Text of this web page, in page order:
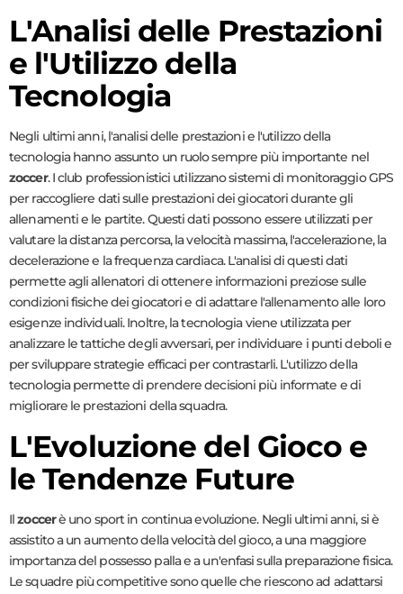
L'Analisi delle Prestazioni
e l'Utilizzo della
Tecnologia
Negli ultimi anni, l'analisi delle prestazioni e l'utilizzo della
tecnologia hanno assunto un ruolo sempre più importante nel
zoccer. I club professionistici utilizzano sistemi di monitoraggio GPS
per raccogliere dati sulle prestazioni dei giocatori durante gli
allenamenti e le partite. Questi dati possono essere utilizzati per
valutare la distanza percorsa, la velocità massima, l'accelerazione, la
decelerazione e la frequenza cardiaca. L'analisi di questi dati
permette agli allenatori di ottenere informazioni preziose sulle
condizioni fisiche dei giocatori e di adattare l'allenamento alle loro
esigenze individuali. Inoltre, la tecnologia viene utilizzata per
analizzare le tattiche degli avversari, per individuare i punti deboli e
per sviluppare strategie efficaci per contrastarli. L'utilizzo della
tecnologia permette di prendere decisioni più informate e di
migliorare le prestazioni della squadra.
L'Evoluzione del Gioco e
le Tendenze Future
Ilzoccerè uno sport in continua evoluzione. Negli ultimi anni, si è
assistito a un aumento della velocità del gioco, a una maggiore
importanza del possesso palla e a un'enfasi sulla preparazione fisica.
Le squadre più competitive sono quelle che riescono ad adattarsi